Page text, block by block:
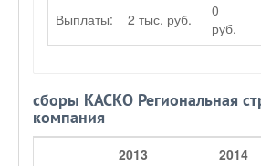
Выплаты: 2 тыс. руб.
0
руб.
сборы КАСКО Региональная
компания
2013 2014